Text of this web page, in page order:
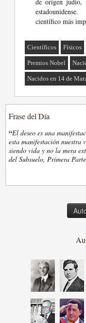
científico más
Científicos Físicos
Premios Nobel
Nacidos en 14 de
Frase del Día
“El deseo es una
esta manifestación nuestra
siendo vida y no la mera
del Subsuelo, Primera